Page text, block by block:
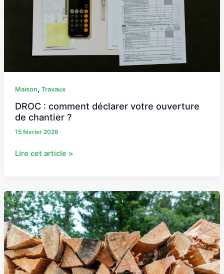
Maison, Travaux
DROC : comment déclarer votre ouverture
de chantier ?
15 février 2026
chantier
Lire cet article >
Albizia
en
bois
de
chauffage
:
la